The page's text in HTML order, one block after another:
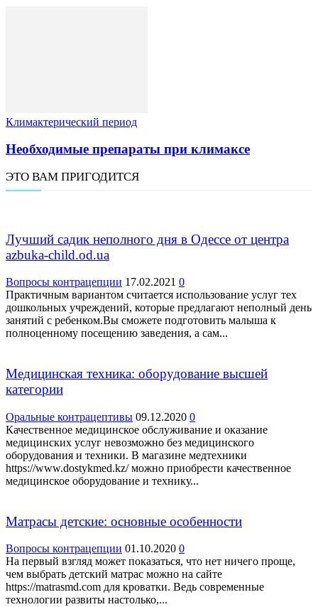
Климактерический период
Необходимые препараты при климаксе
ЭТО ВАМ ПРИГОДИТСЯ
Лучший садик неполного дня в Одессе от центра
azbuka-child.od.ua
Вопросы контрацепции 17.02.2021 0
Практичным вариантом считается использование услуг тех
дошкольных учреждений, которые предлагают неполный день
занятий с ребенком.Вы сможете подготовить малыша к
полноценному посещению заведения, а сам...
Медицинская техника: оборудование высшей
категории
Оральные контрацептивы 09.12.2020 0
Качественное медицинское обслуживание и оказание
медицинских услуг невозможно без медицинского
оборудования и техники. В магазине медтехники
https://www.dostykmed.kz/ можно приобрести качественное
медицинское оборудование и технику...
Матрасы детские: основные особенности
Вопросы контрацепции 01.10.2020 0
На первый взгляд может показаться, что нет ничего проще,
чем выбрать детский матрас можно на сайте
https://matrasmd.com для кроватки. Ведь современные
технологии развиты настолько,...